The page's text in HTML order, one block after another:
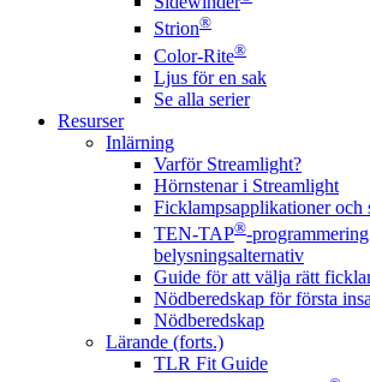
Strion®
Color-Rite®
Ljus för en sak
Se alla serier
Resurser
Inlärning
Varför Streamlight?
Hörnstenar i Streamlight
Ficklampsapplikationer och
TEN-TAP®-
belysningsalternativ
Guide för att välja rätt
Nödberedskap för första
Nödberedskap
Lärande (forts.)
TLR Fit Guide